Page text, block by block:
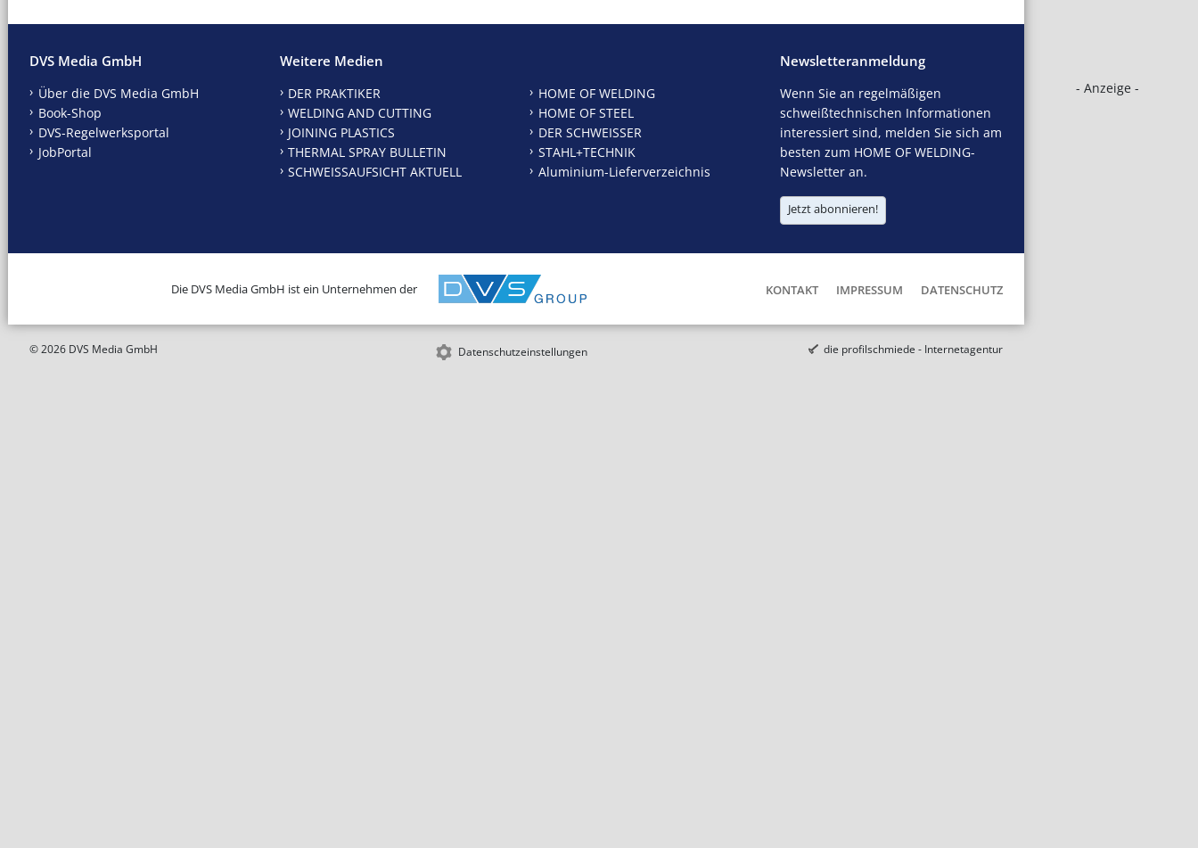
- Anzeige -
DVS Media GmbH
Über die DVS Media GmbH
Book-Shop
DVS-Regelwerksportal
JobPortal
Weitere Medien
DER PRAKTIKER
WELDING AND CUTTING
JOINING PLASTICS
THERMAL SPRAY BULLETIN
SCHWEISSAUFSICHT AKTUELL
HOME OF WELDING
HOME OF STEEL
DER SCHWEISSER
STAHL+TECHNIK
Aluminium-Lieferverzeichnis
Newsletteranmeldung
Wenn Sie an regelmäßigen
schweißtechnischen Informationen
interessiert sind, melden Sie sich am
besten zum HOME OF WELDING-
Newsletter an.
Jetzt abonnieren!
Die DVS Media GmbH ist ein Unternehmen der KONTAKT IMPRESSUM DATENSCHUTZ
© 2026 DVS Media GmbH Datenschutzeinstellungen die profilschmiede - Internetagentur